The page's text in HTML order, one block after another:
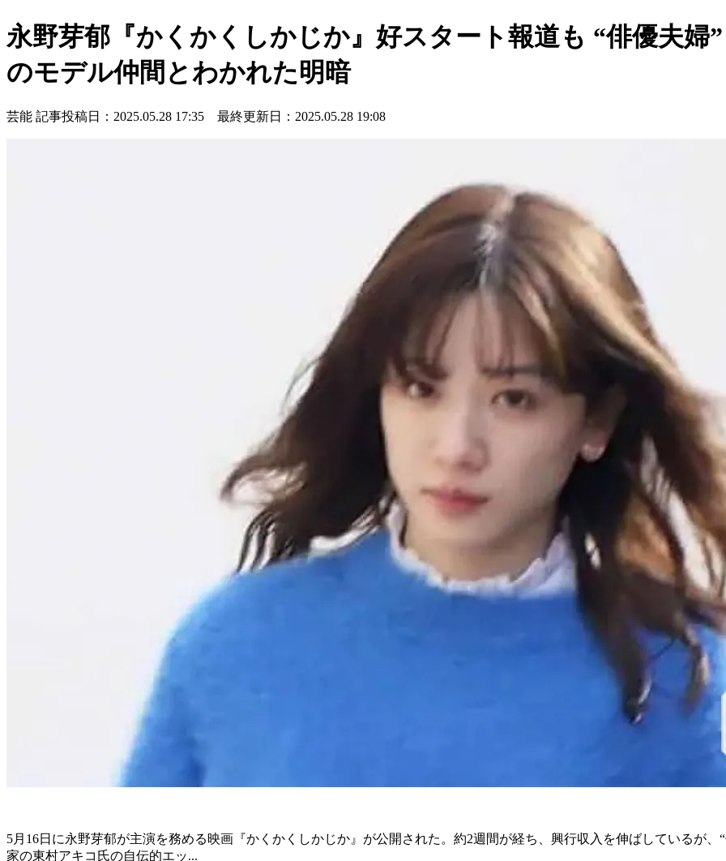
永野芽郁『かくかくしかじか』好スタート報道も “俳優夫
のモデル仲間とわかれた明暗
芸能 記事投稿日：2025.05.28 17:35 最終更新日：2025.05.28 19:08
5月16日に永野芽郁が主演を務める映画『かくかくしかじか』が公開された。約2週間が経ち、興行収入を伸ばしているが
家の東村アキコ氏の自伝的エッ...